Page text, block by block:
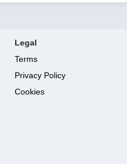
Legal
Terms
Privacy Policy
Cookies